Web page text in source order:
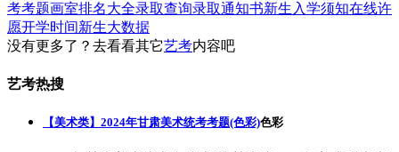
考考题画室排名大全录取查询录取通知书新生入学须知在线许
愿开学时间新生大数据
没有更多了？去看看其它艺考内容吧
艺考热搜
【美术类】2024年甘肃美术统考考题(色彩)色彩